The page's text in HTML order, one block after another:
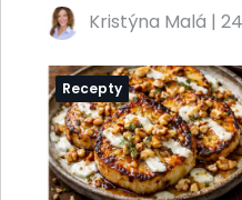
Kristýna Malá |
Recepty